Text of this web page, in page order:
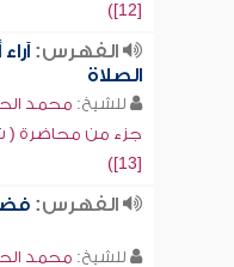
[12])
الفهرس:
الصلاة
للشيخ: محمد
جزء من محاضرة (
[13])
الفهرس:
للشيخ: محمد